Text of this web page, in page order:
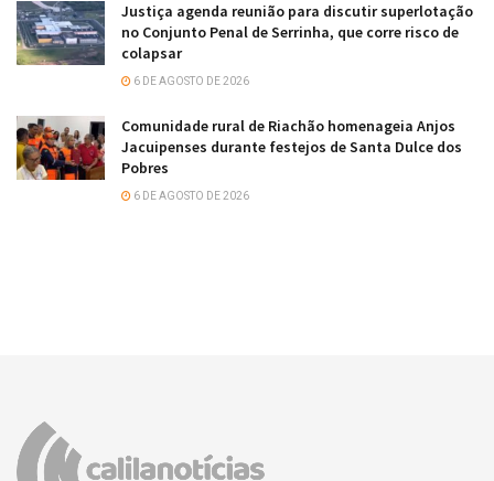
Justiça agenda reunião para discutir superlotação
no Conjunto Penal de Serrinha, que corre risco de
colapsar
6 DE AGOSTO DE 2026
Comunidade rural de Riachão homenageia Anjos
Jacuipenses durante festejos de Santa Dulce dos
Pobres
6 DE AGOSTO DE 2026